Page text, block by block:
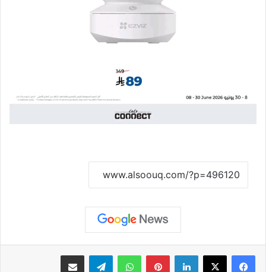
لينكدإن بينتيريستواتساب تيلقرام مشاركة عبر البريد